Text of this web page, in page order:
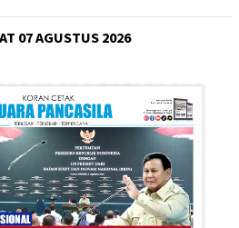
07 AGUSTUS 2026